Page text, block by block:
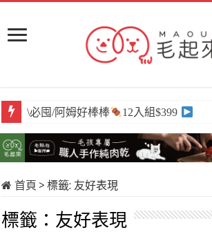
\必囤/阿姆好棒棒 12入組$399
首頁 > 標籤: 友好表現
標籤： 友好表現